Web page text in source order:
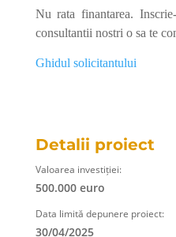
Nu rata finantarea.
consultantii nostri o sa te
Ghidul solicitantului
Detalii proiect
Valoarea investiției:
500.000 euro
Data limită depunere proiect:
30/04/2025